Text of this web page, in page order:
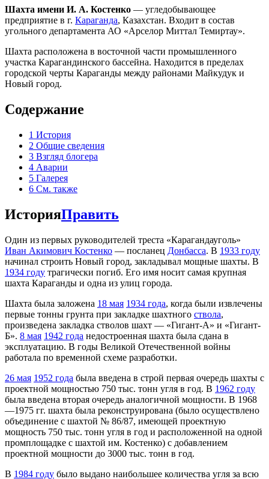
Шахта имени И. А. Костенко — угледобывающее
предприятие в г. Караганда, Казахстан. Входит в состав
угольного департамента АО «Арселор Миттал Темиртау».
Шахта расположена в восточной части промышленного
участка Карагандинского бассейна. Находится в пределах
городской черты Караганды между районами Майкудук и
Новый город.
Содержание
1 История
2 Общие сведения
3 Взгляд блогера
4 Аварии
5 Галерея
6 См. также
ИсторияПравить
Один из первых руководителей треста «Карагандауголь»
Иван Акимович Костенко — посланец Донбасса. В 1933 году
начинал строить Новый город, закладывал мощные шахты. В
1934 году трагически погиб. Его имя носит самая крупная
шахта Караганды и одна из улиц города.
Шахта была заложена 18 мая 1934 года, когда были извлечены
первые тонны грунта при закладке шахтного ствола,
произведена закладка стволов шахт — «Гигант-А» и «Гигант-
Б». 8 мая 1942 года недостроенная шахта была сдана в
эксплуатацию. В годы Великой Отечественной войны
работала по временной схеме разработки.
26 мая 1952 года была введена в строй первая очередь шахты с
проектной мощностью 750 тыс. тонн угля в год. В 1962 году
была введена вторая очередь аналогичной мощности. В 1968
—1975 гг. шахта была реконструирована (было осуществлено
объединение с шахтой № 86/87, имеющей проектную
мощность 750 тыс. тонн угля в год и расположенной на одной
промплощадке с шахтой им. Костенко) с добавлением
проектной мощности до 3000 тыс. тонн в год.
В 1984 году было выдано наибольшее количества угля за всю